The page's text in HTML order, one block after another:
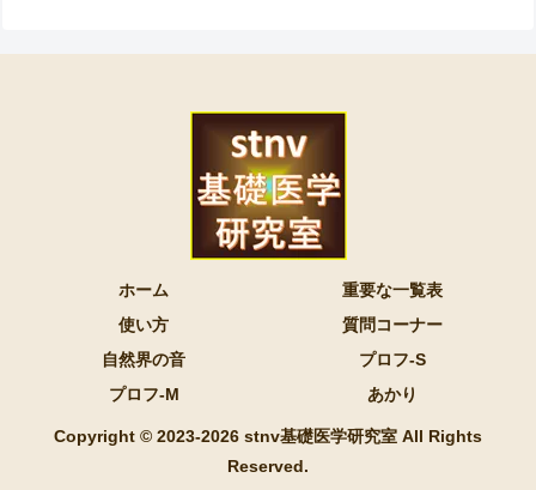
ホーム
重要な一覧表
使い方
質問コーナー
自然界の音
プロフ-S
プロフ-M
あかり
Copyright © 2023-2026 stnv基礎医学研究室 All Rights
Reserved.